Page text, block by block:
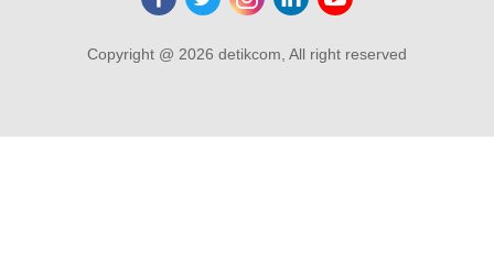
Copyright @ 2026 detikcom, All right reserved